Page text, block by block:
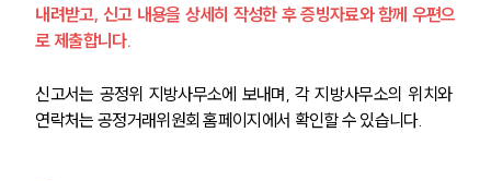
내려받고, 신고 내용을 상세히 작성한 후 증빙자료와 함께 우편으
로 제출합니다.
신고서는 공정위 지방사무소에 보내며, 각 지방사무소의 위치와
연락처는 공정거래위원회 홈페이지에서 확인할 수 있습니다.